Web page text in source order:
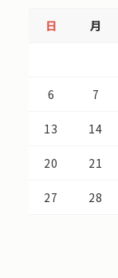
日 月
6 7
13 14
20 21
27 28